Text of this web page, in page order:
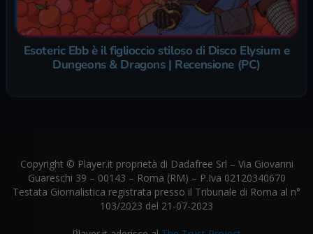
Esoteric Ebb è il figlioccio stiloso di Disco Elysium e
Dungeons & Dragons | Recensione (PC)
Copyright © Player.it proprietà di Dadafree Srl – Via Giovanni
Guareschi 39 – 00143 – Roma (RM) – P.Iva 02120340670
Testata Giornalistica registrata presso il Tribunale di Roma al n°
103/2023 del 21-07-2023